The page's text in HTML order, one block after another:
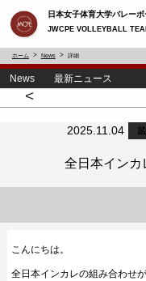
日本女子体育大学バレー
JWCPE VOLLEYBALL
ホーム News 詳細
News 最新ニュース
<
2025.11.04
全日本インカ
こんにちは。
全日本インカレの組み合わせ